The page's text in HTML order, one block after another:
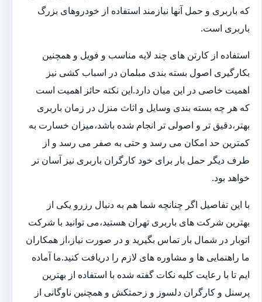
که باربری و حمل آنها نیازمند استفاده از خودروهای بزرگ
باربری است.
استفاده از کارتن های چند لایه مناسب و فویل و همچنین
بکارگیری اصول بسته بندی مبلمان در اسباب کشی نیز
اهمیت خاصی در این میان دارد.این نکته حائز اهمیت است
که هر چه بسته بندی وسایل و اثاث منزل در زمان باربری
بهتر،دقیق تر و اصولی تر انجام شده باشد،میزان خسارت به
کمترین حد امکان می رسد و حتی به صفر می رسد و از
طرف دیگر حمل بار برای خود کارگران باربری نیز آسان تر
خواهد بود.
با این تفاصیل اگر چنانچه شما هم به دنبال رزرو یکی از
بهترین شرکت های باربری تهران هستید،می توانید با شرکت
اتوبار در شمال بار تماس بگیرید و در صورت نیاز،از همکاران
ما راهنمایی ها و مشاوره های لازم را دریافت کنید.ما آماده
ایم تا با رعایت کلیه نکات گفته شده با استفاده از بهترین
پرسنل و کارگران دلسوز و زحمتکش و همچنین ناوگانی از